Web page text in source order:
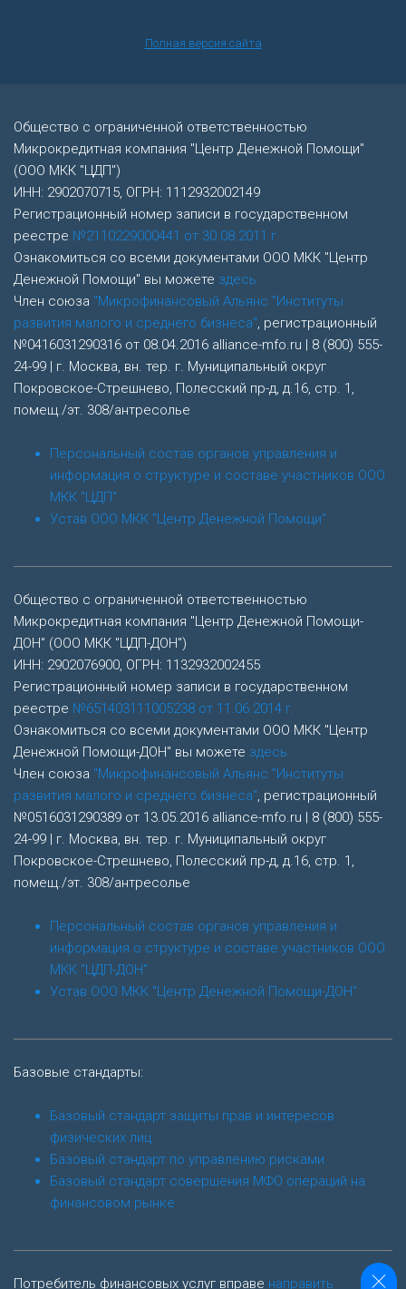
Полная версия сайта
Общество с ограниченной ответственностью
Микрокредитная компания "Центр Денежной Помощи"
(ООО МКК "ЦДП")
ИНН: 2902070715, ОГРН: 1112932002149
Регистрационный номер записи в государственном
реестре №2110229000441 от 30.08.2011 г.
Ознакомиться со всеми документами ООО МКК "Центр
Денежной Помощи" вы можете здесь
Член союза "Микрофинансовый Альянс "Институты
развития малого и среднего бизнеса", регистрационный
№0416031290316 от 08.04.2016 alliance-mfo.ru | 8 (800) 555-
24-99 | г. Москва, вн. тер. г. Муниципальный округ
Покровское-Стрешнево, Полесский пр-д, д.16, стр. 1,
помещ./эт. 308/антресолье
Персональный состав органов управления и
информация о структуре и составе участников ООО
МКК "ЦДП"
Устав ООО МКК "Центр Денежной Помощи"
Общество с ограниченной ответственностью
Микрокредитная компания "Центр Денежной Помощи-
ДОН" (ООО МКК "ЦДП-ДОН")
ИНН: 2902076900, ОГРН: 1132932002455
Регистрационный номер записи в государственном
реестре №651403111005238 от 11.06.2014 г.
Ознакомиться со всеми документами ООО МКК "Центр
Денежной Помощи-ДОН" вы можете здесь
Член союза "Микрофинансовый Альянс "Институты
развития малого и среднего бизнеса", регистрационный
№0516031290389 от 13.05.2016 alliance-mfo.ru | 8 (800) 555-
24-99 | г. Москва, вн. тер. г. Муниципальный округ
Покровское-Стрешнево, Полесский пр-д, д.16, стр. 1,
помещ./эт. 308/антресолье
Персональный состав органов управления и
информация о структуре и составе участников ООО
МКК "ЦДП-ДОН"
Устав ООО МКК "Центр Денежной Помощи-ДОН"
Базовые стандарты:
Базовый стандарт защиты прав и интересов
физических лиц
Базовый стандарт по управлению рисками
Базовый стандарт совершения МФО операций на
финансовом рынке
Потребитель финансовых услуг вправе направить